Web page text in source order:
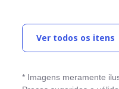
Computador de bordo
Direção Elétrica
Ver todos os itens
* Imagens meramente